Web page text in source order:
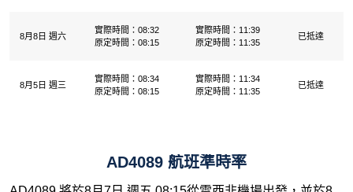
8月8日 週六
實際時間：08:32
原定時間：08:15
實際時間：11:39
原定時間：11:35
已抵達
8月5日 週三
實際時間：08:34
原定時間：08:15
實際時間：11:34
原定時間：11:35
已抵達
AD4089 航班準時率